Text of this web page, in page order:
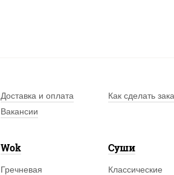
Доставка и оплата Как сделать
Вакансии
Wok
Гречневая
Суши
Классические